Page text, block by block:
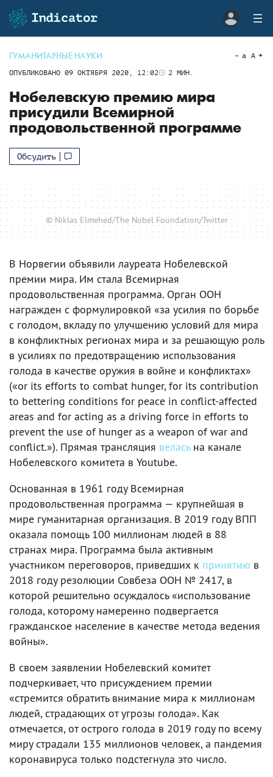
ГУМАНИТАРНЫЕ НАУКИ
ОПУБЛИКОВАНО 09 ОКТЯБРЯ 2020, 12:02 2 МИН.
a A
Нобелевскую премию мира
присудили Всемирной
продовольственной программе
Обсудить
© Niklas Elmehed/The Nobel Foundation/Twitter
В Норвегии объявили лауреата Нобелевской
премии мира. Им стала Всемирная
продовольственная программа. Орган ООН
награжден с формулировкой «за усилия по борьбе
с голодом, вкладу по улучшению условий для мира
в конфликтных регионах мира и за решающую роль
в усилиях по предотвращению использования
голода в качестве оружия в войне и конфликтах»
(«or its efforts to combat hunger, for its contribution
to bettering conditions for peace in conflict-affected
areas and for acting as a driving force in efforts to
prevent the use of hunger as a weapon of war and
conflict.»). Прямая трансляция веласьна канале
Нобелевского комитета в Youtube.
Основанная в 1961 году Всемирная
продовольственная программа — крупнейшая в
мире гуманитарная организация. В 2019 году ВПП
оказала помощь 100 миллионам людей в 88
странах мира. Программа была активным
участником переговоров, приведших к принятию в
2018 году резолюции Совбеза ООН № 2417, в
которой решительно осуждалось «использование
голода, которому намеренно подвергается
гражданское население в качестве метода ведения
войны».
В своем заявлении Нобелевский комитет
подчеркивает, что присуждением премии
«стремится обратить внимание мира к миллионам
людей, страдающих от угрозы голода». Как
отмечается, от острого голода в 2019 году по всему
миру страдали 135 миллионов человек, а пандемия
коронавируса только подстегнула это число.